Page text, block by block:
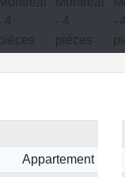
Appartement